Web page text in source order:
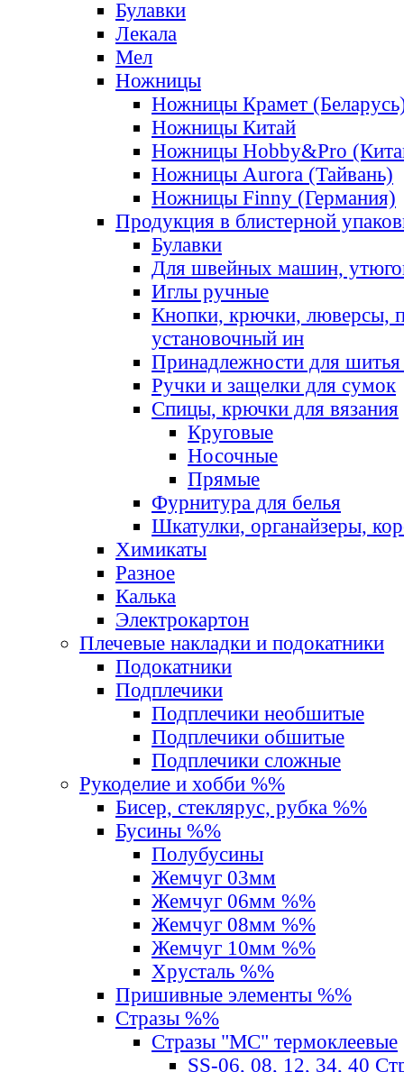
Булавки
Лекала
Мел
Ножницы
Ножницы Крамет
Ножницы Китай
Ножницы Hobby&Pro
Ножницы Aurora (Тайвань)
Ножницы Finny (Германия)
Продукция в блистерной
Булавки
Для швейных машин,
Иглы ручные
Кнопки, крючки, люверсы,
установочный ин
Принадлежности для шитья
Ручки и защелки для сумок
Спицы, крючки для вязания
Круговые
Носочные
Прямые
Фурнитура для белья
Шкатулки, органайзеры,
Химикаты
Разное
Калька
Электрокартон
Плечевые накладки и подокатники
Подокатники
Подплечики
Подплечики необшитые
Подплечики обшитые
Подплечики сложные
Рукоделие и хобби %%
Бисер, стеклярус, рубка %%
Бусины %%
Полубусины
Жемчуг 03мм
Жемчуг 06мм %%
Жемчуг 08мм %%
Жемчуг 10мм %%
Хрусталь %%
Пришивные элементы %%
Стразы %%
Стразы "MС" термоклеевые
SS-06, 08, 12, 34, 40